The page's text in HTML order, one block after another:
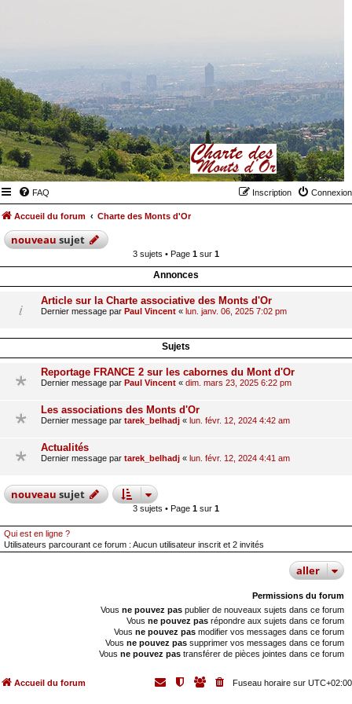
FAQ Connexion
Inscription
Accueil du forum Charte des Monts d'Or
nouveausujet
3 sujets • Page 1 sur 1
Annonces
Article sur la Charte associative des Monts d'Or
Dernier message par Paul Vincent « lun. janv. 06, 2025 7:02 pm
Sujets
Reportage FRANCE 2 sur les cabornes du Mont d'Or
Dernier message par Paul Vincent « dim. mars 23, 2025 6:22 pm
Les associations des Monts d'Or
Dernier message par tarek_belhadj « lun. févr. 12, 2024 4:42 am
Actualités
Dernier message par tarek_belhadj « lun. févr. 12, 2024 4:41 am
nouveausujet
3 sujets • Page 1 sur 1
Qui est en ligne ?
Utilisateurs parcourant ce forum : Aucun utilisateur inscrit et 2 invités
aller
Permissions du forum
Vous ne pouvez pas publier de nouveaux sujets dans ce forum
Vous ne pouvez pas répondre aux sujets dans ce forum
Vous ne pouvez pas modifier vos messages dans ce forum
Vous ne pouvez pas supprimer vos messages dans ce forum
Vous ne pouvez pas transférer de pièces jointes dans ce forum
Accueil du forum Fuseau horaire sur UTC+02:00